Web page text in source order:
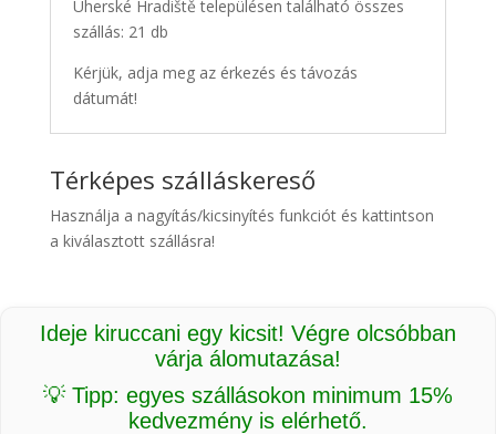
Uherské Hradiště településen található összes
szállás: 21 db
Kérjük, adja meg az érkezés és távozás
dátumát!
Térképes szálláskereső
Használja a nagyítás/kicsinyítés funkciót és kattintson
a kiválasztott szállásra!
Ideje kiruccani egy kicsit! Végre olcsóbban
várja álomutazása!
💡 Tipp: egyes szállásokon minimum 15%
kedvezmény is elérhető.